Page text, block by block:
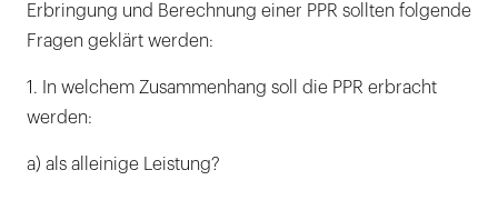
Erbringung und Berechnung einer PPR sollten folgende
Fragen geklärt werden:
1. In welchem Zusammenhang soll die PPR erbracht
werden:
a) als alleinige Leistung?